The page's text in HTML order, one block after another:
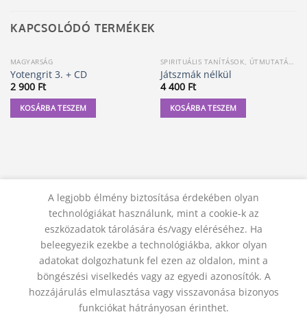
KAPCSOLÓDÓ TERMÉKEK
MAGYARSÁG
Yotengrit 3. + CD
2 900 Ft
KOSÁRBA TESZEM
SPIRITUÁLIS TANÍTÁSOK, ÚTMUTATÁSOK
Játszmák nélkül
4 400 Ft
KOSÁRBA TESZEM
KAPCSOLAT ADATVÉDELMI NYILATKOZAT
ÁSZF
JOGI NYILATKOZAT
SZÁLLÍTÁSI FELTÉTELEK
ELÁLLÁS A SZERZŐDÉSTŐL
© 2012 - 2026 Trigon 9000 Kft.
A legjobb élmény biztosítása érdekében olyan
technológiákat használunk, mint a cookie-k az
eszközadatok tárolására és/vagy eléréséhez. Ha
beleegyezik ezekbe a technológiákba, akkor olyan
adatokat dolgozhatunk fel ezen az oldalon, mint a
böngészési viselkedés vagy az egyedi azonosítók. A
hozzájárulás elmulasztása vagy visszavonása bizonyos
funkciókat hátrányosan érinthet.